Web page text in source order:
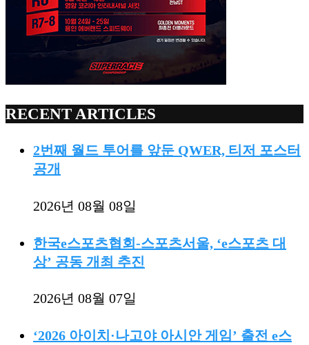
RECENT ARTICLES
2번째 월드 투어를 앞둔 QWER, 티저 포스터
공개
2026년 08월 08일
한국e스포츠협회-스포츠서울, ‘e스포츠 대
상’ 공동 개최 추진
2026년 08월 07일
‘2026 아이치·나고야 아시안 게임’ 출전 e스